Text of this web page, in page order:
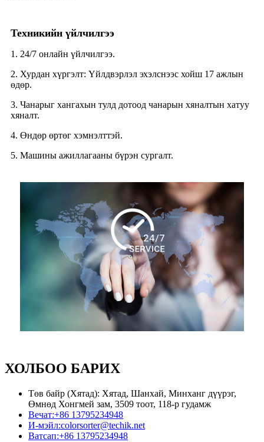
Техникийн үйлчилгээ
1. 24/7 онлайн үйлчилгээ.
2. Хурдан хүргэлт: Үйлдвэрлэл эхэлснээс хойш 17 ажлын
өдөр.
3. Чанарыг хангахын тулд дотоод чанарын хяналтын хатуу
хяналт.
4. Өндөр өртөг хэмнэлттэй.
5. Машины ажиллагааны бүрэн сургалт.
ХОЛБОО БАРИХ
Төв байр (Хятад): Хятад, Шанхай, Минханг дүүрэг,
Өмнөд Хонгмей зам, 3509 тоот, 118-р гудамж
Вечат:+86 13795234948
И-мэйл:colorsorter@techik.net
Ватсап:+86 13795234948